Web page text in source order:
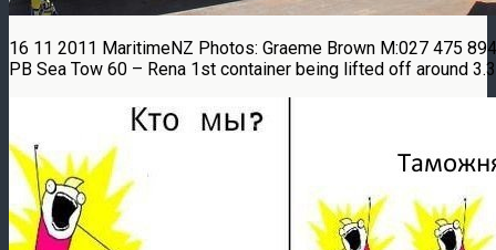
16 11 2011 MaritimeNZ Photos: Graeme Brown M:027 475
PB Sea Tow 60 – Rena 1st container being lifted off around